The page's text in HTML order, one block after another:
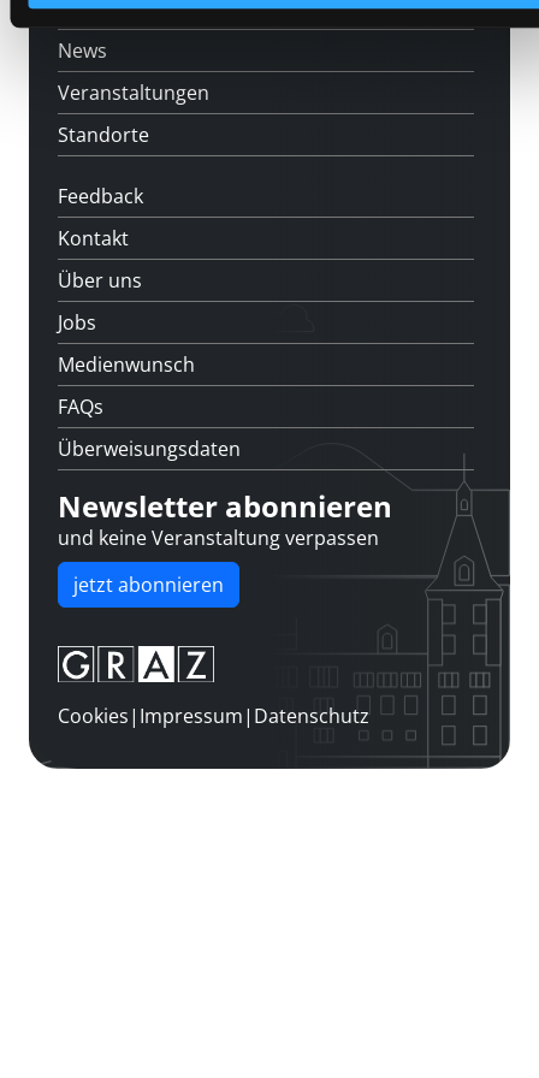
[kju:b]
News
Veranstaltungen
Standorte
Feedback
Kontakt
Über uns
Jobs
Medienwunsch
FAQs
Überweisungsdaten
Newsletter abonnieren
und keine Veranstaltung verpassen
jetzt abonnieren
Cookies| Impressum| Datenschutz